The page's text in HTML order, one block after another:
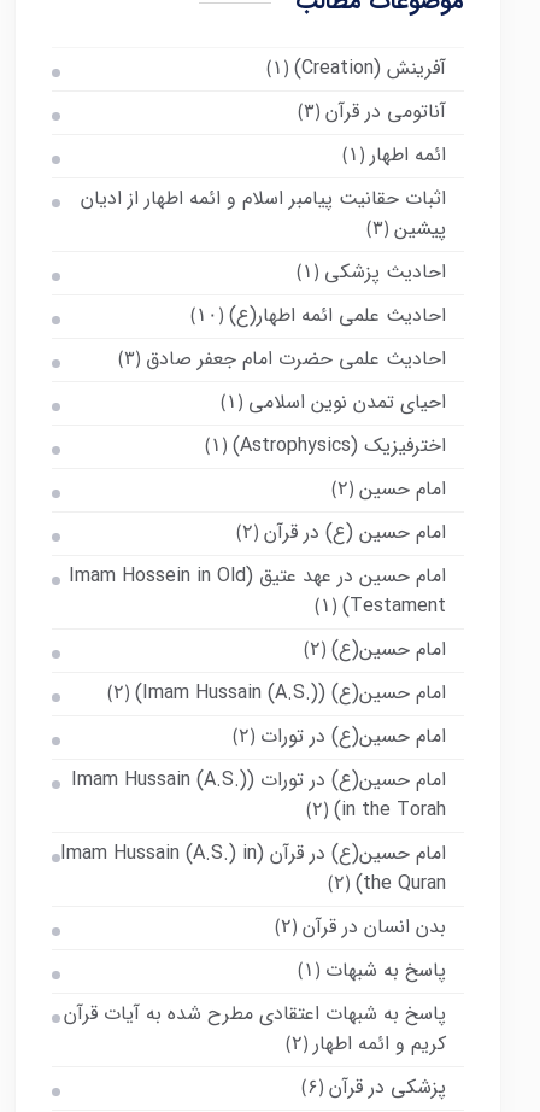
آفرینش (Creation) (۱)
آناتومی در قرآن (۳)
ائمه اطهار (۱)
اثبات حقانیت پیامبر اسلام و ائمه اطهار از ادیان
پیشین (۳)
احادیث پزشکی (۱)
احادیث علمی ائمه اطهار(ع) (۱۰)
احادیث علمی حضرت امام جعفر صادق (۳)
احیای تمدن نوین اسلامی (۱)
اخترفیزیک (Astrophysics) (۱)
امام حسین (۲)
امام حسین (ع) در قرآن (۲)
امام حسین در عهد عتیق (Imam Hossein in Old
Testament)
(۱)
امام حسین(ع) (۲)
امام حسین(ع) (Imam Hussain (A.S.)) (۲)
امام حسین(ع) در تورات (۲)
امام حسین(ع) در تورات (Imam Hussain (A.S.)
in the Torah)
(۲)
امام حسین(ع) در قرآن (Imam Hussain (A.S.) in
the Quran)
(۲)
بدن انسان در قرآن (۲)
پاسخ به شبهات (۱)
پاسخ به شبهات اعتقادی مطرح شده به آیات قرآن
کریم و ائمه اطهار (۲)
پزشکی در قرآن (۶)